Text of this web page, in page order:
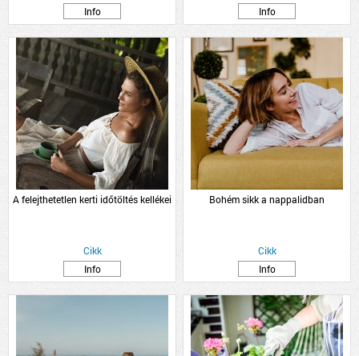
Info
Info
A felejthetetlen kerti időtöltés kellékei
Cikk
Info
Bohém sikk a nappalidban
Cikk
Info